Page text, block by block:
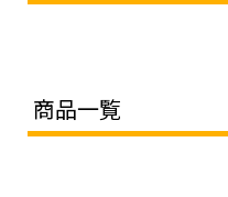
商品一覧